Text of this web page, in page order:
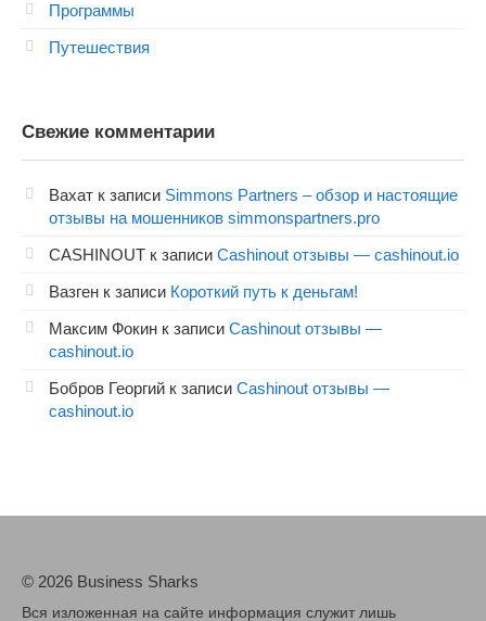
Программы
Путешествия
Свежие комментарии
Вахат к записи Simmons Partners – обзор и настоящие
отзывы на мошенников simmonspartners.pro
CASHINOUT к записи Cashinout отзывы — cashinout.io
Вазген к записи Короткий путь к деньгам!
Максим Фокин к записи Cashinout отзывы —
cashinout.io
Бобров Георгий к записи Cashinout отзывы —
cashinout.io
© 2026 Business Sharks
Вся изложенная на сайте информация служит лишь